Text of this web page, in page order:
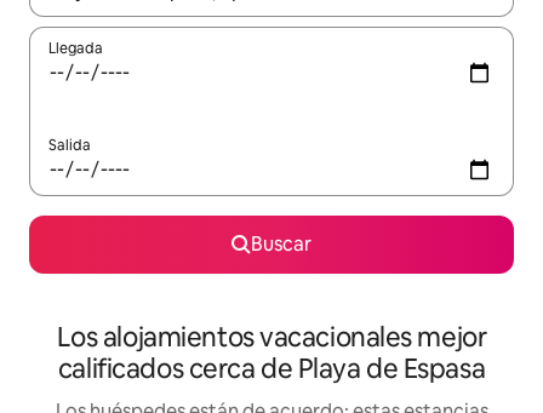
Llegada
Salida
Buscar
Los alojamientos vacacionales mejor
calificados cerca de Playa de Espasa